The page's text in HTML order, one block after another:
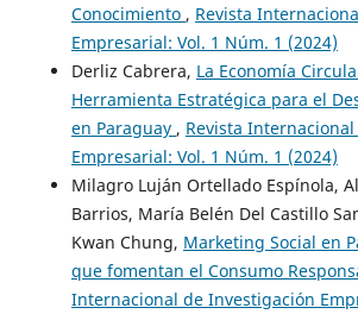
Conocimiento , Revista
Empresarial: Vol. 1 Núm. 1 (2024)
Derliz Cabrera, La Economía
Herramienta Estratégica para el
en Paraguay , Revista
Empresarial: Vol. 1 Núm. 1 (2024)
Milagro Luján Ortellado Espínola,
Barrios, María Belén Del Castillo
Kwan Chung, Marketing Social en
que fomentan el Consumo
Internacional de Investigación